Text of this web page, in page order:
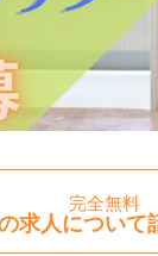
完全無料
求人について